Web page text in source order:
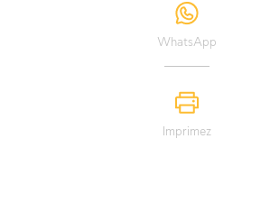
WhatsApp
Imprimez